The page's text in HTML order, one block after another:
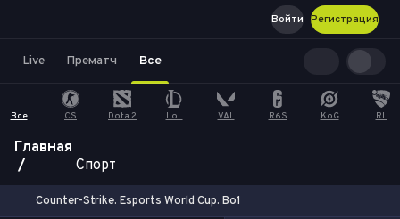
Регистрация
Войти
Live Прематч Все
Все CS Dota 2 LoL VAL R6S KoG RL
Главная
Спорт
Counter-Strike. Esports World Cup. Bo1